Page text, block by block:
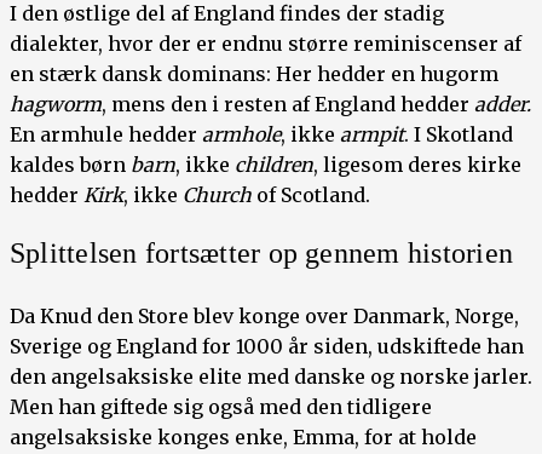
I den østlige del af England findes der stadig
dialekter, hvor der er endnu større reminiscenser af
en stærk dansk dominans: Her hedder en hugorm
hagworm, mens den i resten af England hedder adder.
En armhule hedder armhole, ikke armpit. I Skotland
kaldes børn barn, ikke children, ligesom deres kirke
hedder Kirk, ikke Church of Scotland.
Splittelsen fortsætter op gennem historien
Da Knud den Store blev konge over Danmark, Norge,
Sverige og England for 1000 år siden, udskiftede han
den angelsaksiske elite med danske og norske jarler.
Men han giftede sig også med den tidligere
angelsaksiske konges enke, Emma, for at holde